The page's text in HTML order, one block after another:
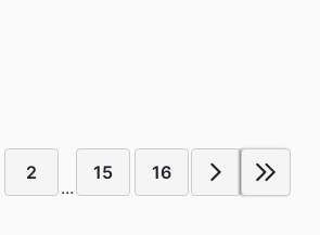
2
...
15 16